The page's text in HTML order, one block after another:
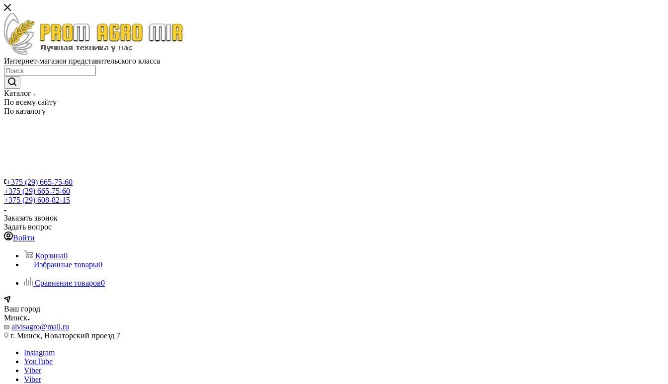
Интернет-магазин представительского класса
Каталог
По всему сайту
По каталогу
+375 (29) 665-75-60
+375 (29) 665-75-60
+375 (29) 608-82-15
Заказать звонок
Задать вопрос
Войти
Корзина0
Избранные товары0
Сравнение товаров0
Ваш город
Минск
alvisagro@mail.ru
г. Минск, Новаторский проезд 7
Instagram
YouTube
Viber
Viber